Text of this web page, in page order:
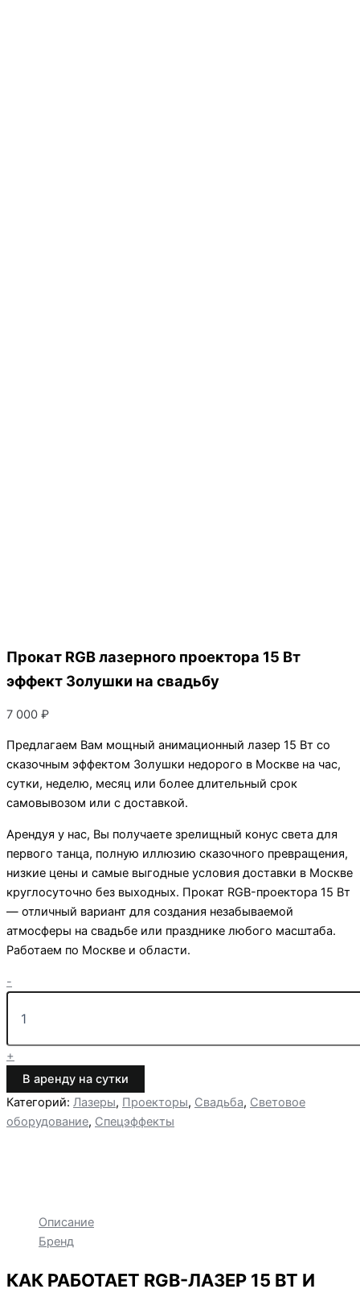
Прокат RGB лазерного проектора 15 Вт
эффект Золушки на свадьбу
7 000 ₽
Предлагаем Вам мощный анимационный лазер 15 Вт со
сказочным эффектом Золушки недорого в Москве на час,
сутки, неделю, месяц или более длительный срок
самовывозом или с доставкой.
Арендуя у нас, Вы получаете зрелищный конус света для
первого танца, полную иллюзию сказочного превращения,
низкие цены и самые выгодные условия доставки в Москве
круглосуточно без выходных. Прокат RGB-проектора 15 Вт
— отличный вариант для создания незабываемой
атмосферы на свадьбе или празднике любого масштаба.
Работаем по Москве и области.
-
товара
Прокат
RGB
лазерного
проектора
15
Вт
эффект
Золушки
+
В аренду на сутки
Категорий: Лазеры, Проекторы, Свадьба, Световое
оборудование, Спецэффекты
Описание
Бренд
КАК РАБОТАЕТ RGB-ЛАЗЕР 15 ВТ И